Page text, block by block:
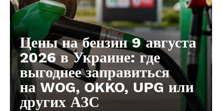
Цены на бензин 9 августа
2026 в Украине: где
выгоднее заправиться
на WOG, OKKO, UPG или
других АЗС